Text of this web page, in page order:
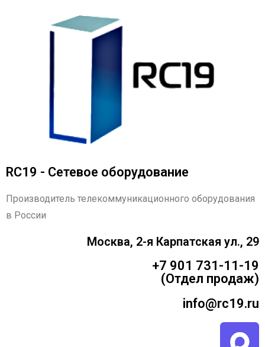
RC19 - Сетевое оборудование
Производитель телекоммуникационного оборудования
в России
Москва, 2-я Карпатская ул., 29
+7 901 731-11-19
(Отдел продаж)
info@rc19.ru